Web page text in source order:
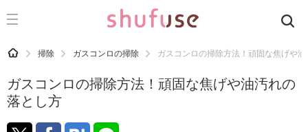
CATEGORY 記事カテゴリ
運気
洗濯
HOME 掃除 ガスコンロの掃除 ガスコンロの掃除方法！頑固な焦げや
ガスコンロの掃除方法！頑固な焦げや油汚れの
落とし方